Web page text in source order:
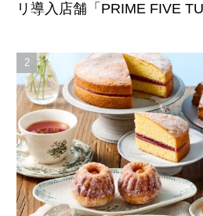
リ導入店舗「PRIME FIVE